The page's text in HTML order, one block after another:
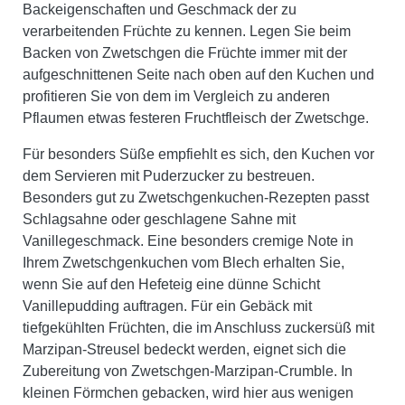
Backeigenschaften und Geschmack der zu
verarbeitenden Früchte zu kennen. Legen Sie beim
Backen von Zwetschgen die Früchte immer mit der
aufgeschnittenen Seite nach oben auf den Kuchen und
profitieren Sie von dem im Vergleich zu anderen
Pflaumen etwas festeren Fruchtfleisch der Zwetschge.
Für besonders Süße empfiehlt es sich, den Kuchen vor
dem Servieren mit Puderzucker zu bestreuen.
Besonders gut zu Zwetschgenkuchen-Rezepten passt
Schlagsahne oder geschlagene Sahne mit
Vanillegeschmack. Eine besonders cremige Note in
Ihrem Zwetschgenkuchen vom Blech erhalten Sie,
wenn Sie auf den Hefeteig eine dünne Schicht
Vanillepudding auftragen. Für ein Gebäck mit
tiefgekühlten Früchten, die im Anschluss zuckersüß mit
Marzipan-Streusel bedeckt werden, eignet sich die
Zubereitung von Zwetschgen-Marzipan-Crumble. In
kleinen Förmchen gebacken, wird hier aus wenigen